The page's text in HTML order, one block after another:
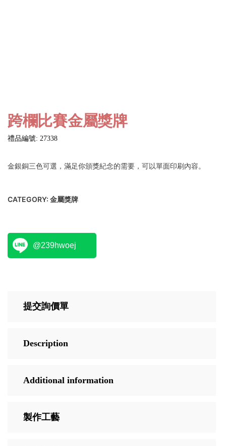
跨欄比賽金屬獎牌
禮品編號: 27338
金銀銅三色可選，滿足你頒獎紀念的需要，可以單面印刷內容。
CATEGORY: 金屬獎牌
@239hwoej
提交詢價單
Description
Additional information
製作工藝